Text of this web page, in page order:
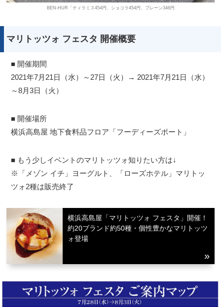
BEN-HUR「ティラミス454円、ショコラ454円、プレーン346円
マリトッツォ フェスタ 開催概要
■ 開催期間
2021年7月21日（水）～27日（火）→ 2021年7月21日（水）
～8月3日（火）
■ 開催場所
横浜高島屋 地下食料品フロア「フーディーズポート」
■ もう少しイベントのマリトッツォ知りたい方は↓
※「メゾン イチ」ヨーグルト、「ローズホテル」マリトッ
ツォ2種は販売終了
横浜高島屋「マリトッツォ フェスタ」開催！
約20ブランド約50種・個性豊かなマリトッツ
ォ登場